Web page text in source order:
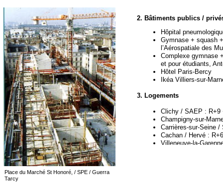
2. Bâtiments publics /
Hôpital
Gymnase + squash
l’Aérospatiale des
Complexe gymnase
et pour étudiants,
Hôtel Paris-Bercy
Ikéa Villiers-sur-
3. Logements
Clichy / SAEP : R+9
Champigny-sur-
Carrières-sur-Seine /
Cachan / Hervé :
Villeneuve-la-
Place du Marché St Honoré, / SPE / Guerra
Tarcy